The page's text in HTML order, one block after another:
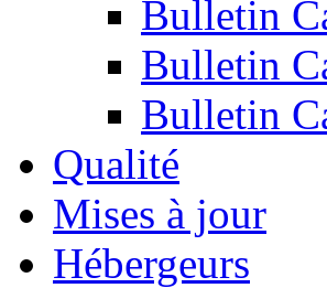
Bulletin
Bulletin
Bulletin
Qualité
Mises à jour
Hébergeurs